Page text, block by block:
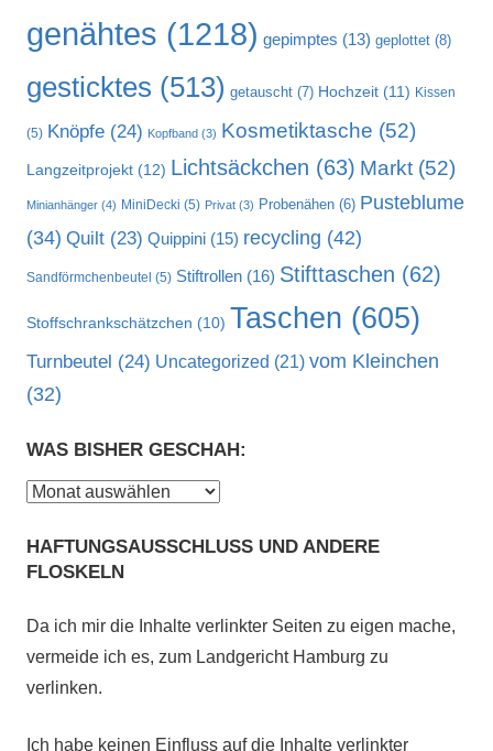
genähtes (1218) gepimptes (13) geplottet (8)
gesticktes (513) getauscht (7) Hochzeit (11) Kissen
(5) Knöpfe (24) Kopfband (3) Kosmetiktasche (52)
Langzeitprojekt (12) Lichtsäckchen (63) Markt (52)
Minianhänger (4) MiniDecki (5) Privat (3) Probenähen (6) Pusteblume
(34) Quilt (23) Quippini (15) recycling (42)
Sandförmchenbeutel (5) Stiftrollen (16) Stifttaschen (62)
Stoffschrankschätzchen (10) Taschen (605)
Turnbeutel (24) Uncategorized (21) vom Kleinchen
(32)
WAS BISHER GESCHAH:
Was
geschah:
HAFTUNGSAUSSCHLUSS UND ANDERE
FLOSKELN
Da ich mir die Inhalte verlinkter Seiten zu eigen mache,
vermeide ich es, zum Landgericht Hamburg zu
verlinken.
Ich habe keinen Einfluss auf die Inhalte verlinkter